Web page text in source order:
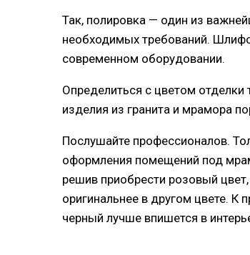
Так, полировка — один из
необходимых требований.
современном оборудовании.
Определиться с цветом
изделия из гранита и мрамора
Послушайте профессионалов.
оформления помещений под
решив приобрести розовый
оригинальнее в другом цвете.
черный лучше впишется в